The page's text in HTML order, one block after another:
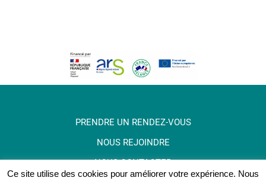
PRENDRE UN RENDEZ-VOUS
NOUS REJOINDRE
NOUS CONTACTER
Ce site utilise des cookies pour améliorer votre expérience. Nous